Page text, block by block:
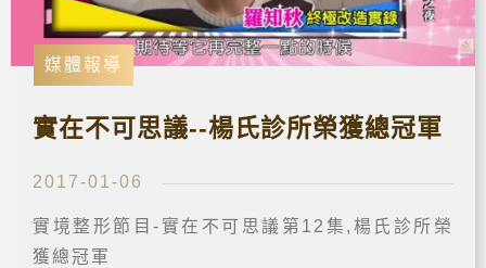
媒體報導
實在不可思議--楊氏診所榮獲總冠軍
2017-01-06
實境整形節目-實在不可思議第12集,楊氏診所榮
獲總冠軍